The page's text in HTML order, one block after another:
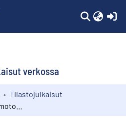
verkossa
Tilastojulkaisut